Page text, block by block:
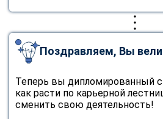
Поздравляем, Вы
Теперь вы дипломированный
как расти по карьерной
сменить свою деятельность!